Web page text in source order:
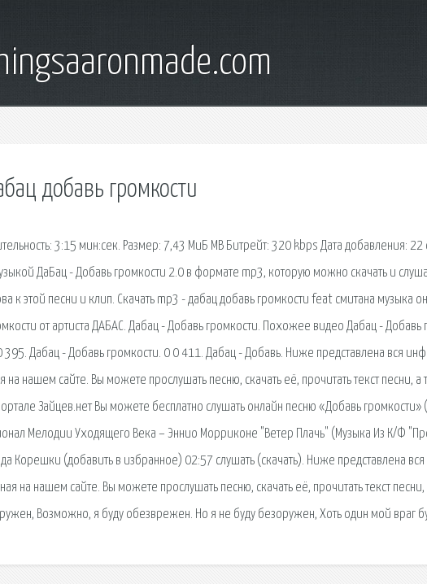
добавь громкости
3:15 мин:сек. Размер: 7,43 МиБ MB Битрейт: 320 kbps Дата добавления: 22
ДаБац - Добавь громкости 2.0 в формате mp3, которую можно скачать и
к этой песни и клип. Скачать mp3 - дабац добавь громкости feat смитана музыка
от артиста ДАБАС. Дабац - Добавь громкости. Похожее видео Дабац - Добавь
395. Дабац - Добавь громкости. 0 0 411. Дабац - Добавь. Ниже представлена вся
на нашем сайте. Вы можете прослушать песню, скачать её, прочитать текст песни, а
Зайцев.нет Вы можете бесплатно слушать онлайн песню «Добавь
Мелодии Уходящего Века – Эннио Морриконе "Ветер Плачь" (Музыка Из К/Ф
Корешки (добавить в избранное) 02:57 слушать (скачать). Ниже представлена
на нашем сайте. Вы можете прослушать песню, скачать её, прочитать текст
Возможно, я буду обезврежен. Но я не буду безоружен, Хоть один мой враг